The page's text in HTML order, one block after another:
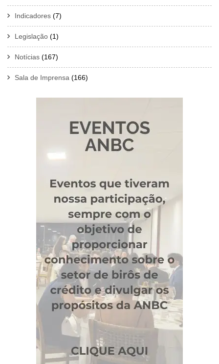
Indicadores (7)
Legislação (1)
Notícias (167)
Sala de Imprensa (166)